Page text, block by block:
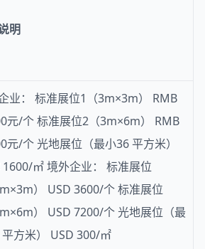
明
业： 标准展位1（3m×3m） RMB
元/个 标准展位2（3m×6m） RMB
元/个 光地展位（最小36 平方米）
1600/㎡ 境外企业： 标准展位
） USD 3600/个 标准展位
） USD 7200/个 光地展位（最
方米） USD 300/㎡